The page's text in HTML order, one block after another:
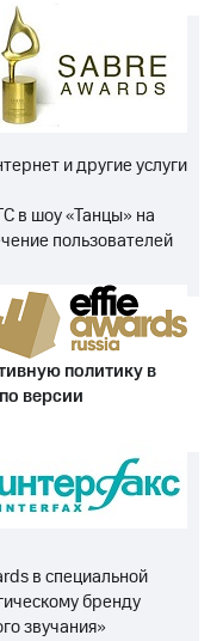
и другие услуги
в шоу «Танцы» на
пользователей
политику в
версии
в специальной
бренду
звучания»